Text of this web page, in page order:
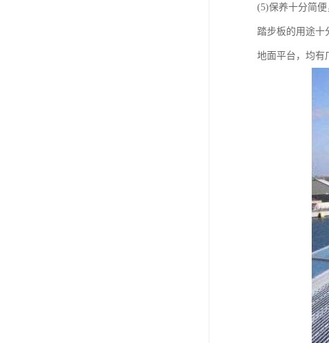
(5)保养十分简便
踏步板的用途十
地面平台，均有